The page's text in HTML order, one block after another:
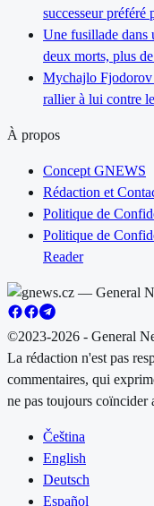
successeur
Une fusillade dans
deux morts, plus
Mychajlo Fjodorov
rallier à lui contre
À propos
Concept GNEWS
Rédaction et
Politique de
Politique de
Reader
©2023-2026 - General
La rédaction n'est pas
commentaires, qui
ne pas toujours
Čeština
English
Deutsch
Español